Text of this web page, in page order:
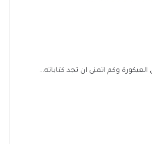
وكم اتمنى ان تجد كتاباته...